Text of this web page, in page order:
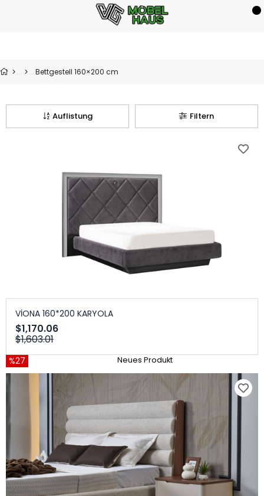
Bettgestell 160×200 cm
Filtern
Auflistung
VİONA 160*200 KARYOLA
$1,170.06
$1,603.01
%27 Neues Produkt